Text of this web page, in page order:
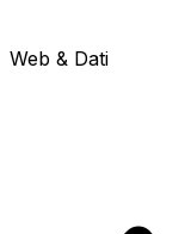
Web & Dati